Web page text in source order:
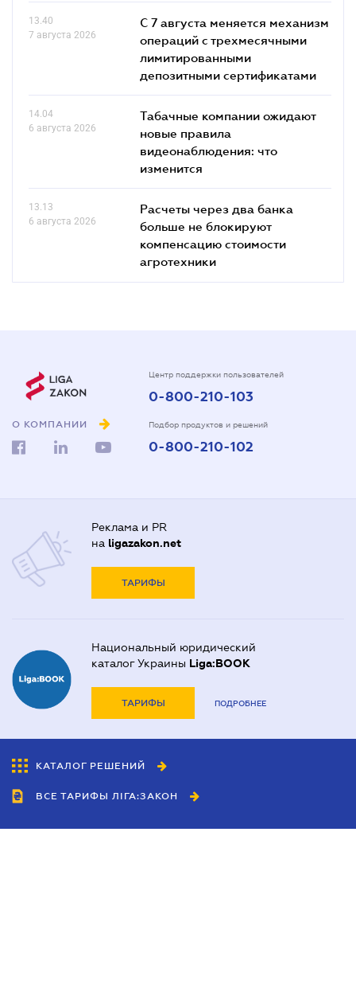
13.40
7 августа 2026
С 7 августа меняется механизм
операций с трехмесячными
лимитированными
депозитными сертификатами
14.04
6 августа 2026
Табачные компании ожидают
новые правила
видеонаблюдения: что
изменится
13.13
6 августа 2026
Расчеты через два банка
больше не блокируют
компенсацию стоимости
агротехники
О КОМПАНИИ
Центр поддержки пользователей
0-800-210-103
Подбор продуктов и решений
0-800-210-102
Реклама и PR
на ligazakon.net
ТАРИФЫ
Национальный юридический
каталог Украины Liga:BOOK
ТАРИФЫ ПОДРОБНЕЕ
КАТАЛОГ РЕШЕНИЙ
ВСЕ ТАРИФЫ ЛІГА:ЗАКОН